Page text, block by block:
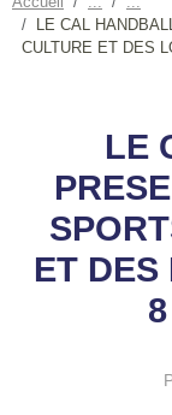
LE CAL
CULTURE ET DES
LE
ET DES